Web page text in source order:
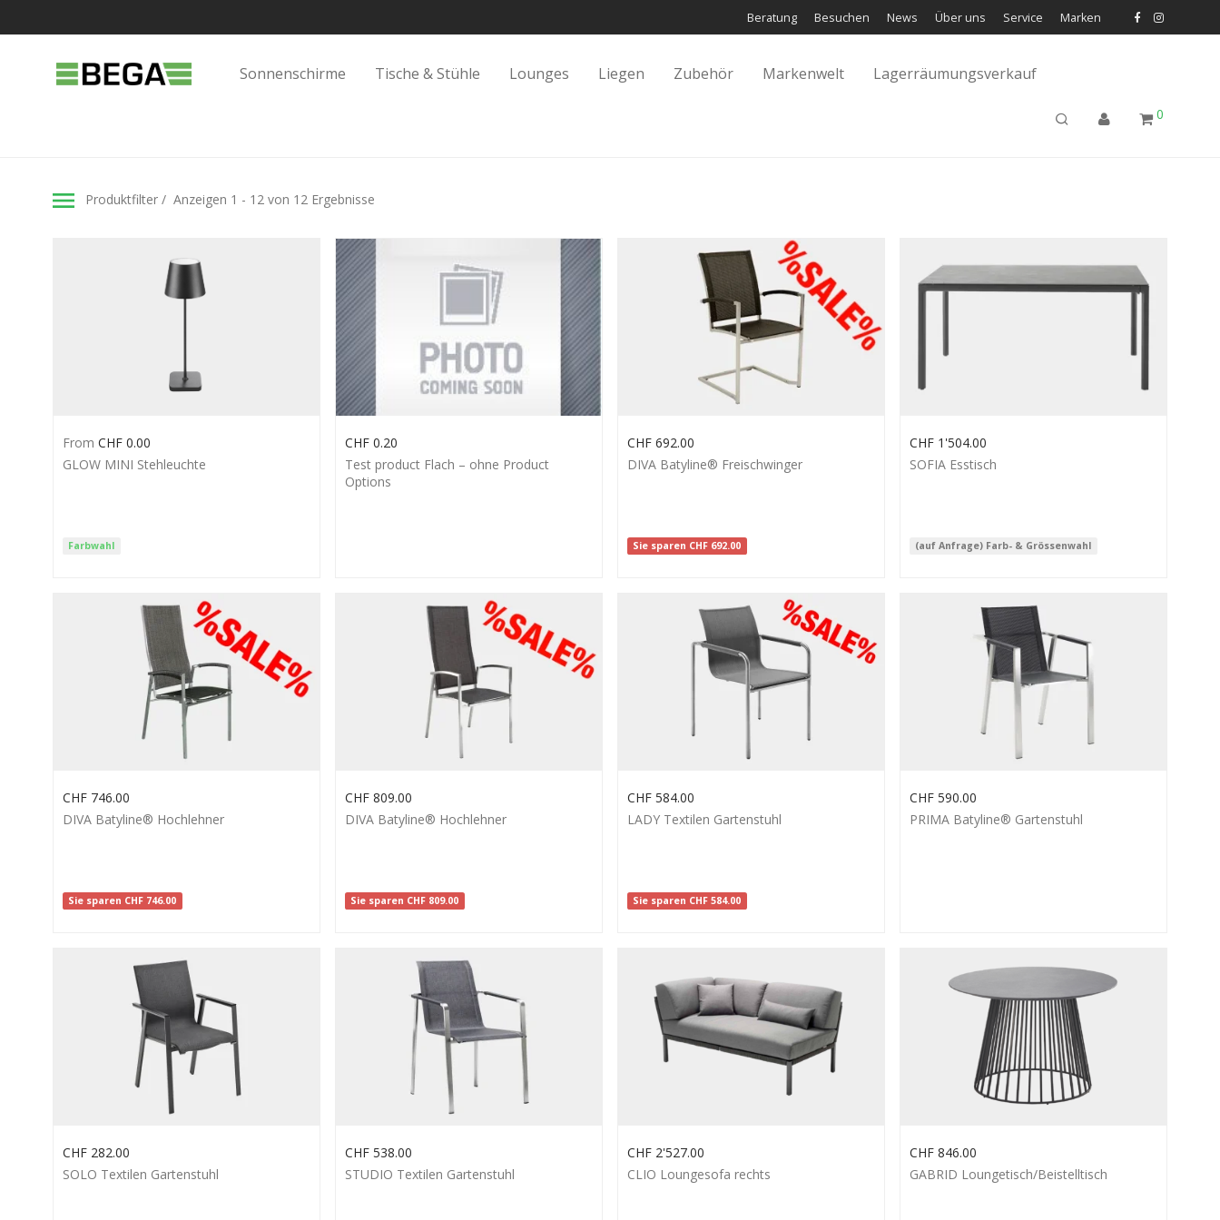
Beratung Besuchen News Über uns Service Marken
Sonnenschirme Tische & Stühle Lounges Liegen Zubehör Markenwelt Lagerräumungsverkauf
0
Produktfilter Anzeigen 1 - 12 von 12 Ergebnisse
Farbwahl
GLOW MINI Stehleuchte
From CHF 0.00
Test product Flach – ohne Product
Options
CHF 0.20
DIVA Batyline® Freischwinger
Sie sparen CHF 692.00
CHF 692.00
(auf Anfrage) Farb- & Grössenwahl
SOFIA Esstisch
CHF 1'504.00
DIVA Batyline® Hochlehner
Sie sparen CHF 746.00
CHF 746.00
DIVA Batyline® Hochlehner
Sie sparen CHF 809.00
CHF 809.00
LADY Textilen Gartenstuhl
Sie sparen CHF 584.00
CHF 584.00
PRIMA Batyline® Gartenstuhl
CHF 590.00
SOLO Textilen Gartenstuhl
CHF 282.00
STUDIO Textilen Gartenstuhl
CHF 538.00
CLIO Loungesofa rechts
CHF 2'527.00
GABRID Loungetisch/Beistelltisch
CHF 846.00